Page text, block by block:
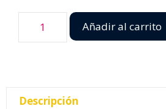
Añadir al carrito
Descripción